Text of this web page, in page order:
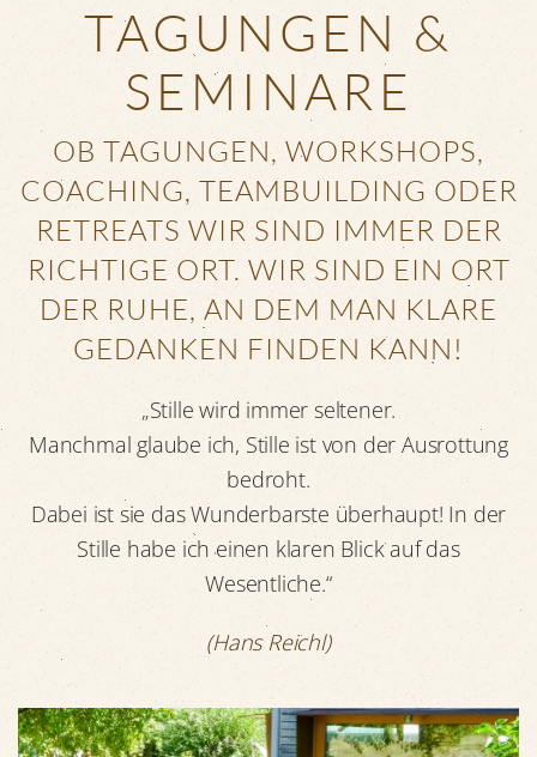
TAGUNGEN &
SEMINARE
OB TAGUNGEN, WORKSHOPS,
COACHING, TEAMBUILDING ODER
RETREATS WIR SIND IMMER DER
RICHTIGE ORT. WIR SIND EIN ORT
DER RUHE, AN DEM MAN KLARE
GEDANKEN FINDEN KANN!
„Stille wird immer seltener.
Manchmal glaube ich, Stille ist von der Ausrottung
bedroht.
Dabei ist sie das Wunderbarste überhaupt! In der
Stille habe ich einen klaren Blick auf das
Wesentliche.“
(Hans Reichl)